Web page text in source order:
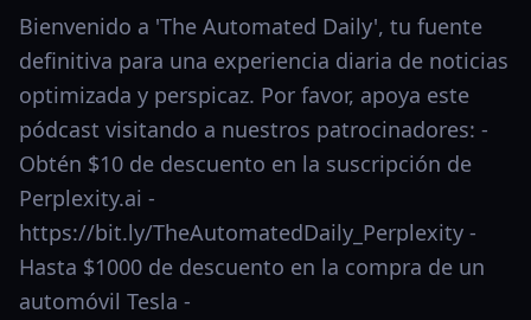
Bienvenido a 'The Automated Daily', tu fuente
definitiva para una experiencia diaria de noticias
optimizada y perspicaz. Por favor, apoya este
pódcast visitando a nuestros patrocinadores: -
Obtén $10 de descuento en la suscripción de
Perplexity.ai -
https://bit.ly/TheAutomatedDaily_Perplexity -
Hasta $1000 de descuento en la compra de un
automóvil Tesla -